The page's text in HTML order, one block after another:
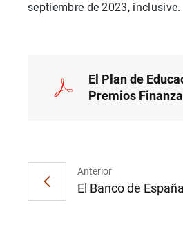
septiembre de 2023, inclusive.
El Plan de
Premios
Anterior
El Banco de